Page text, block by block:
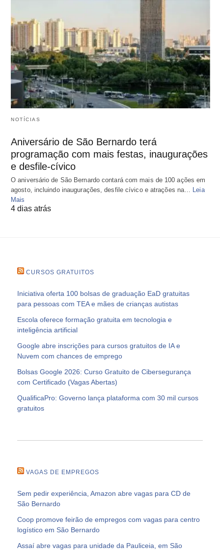
NOTÍCIAS
Aniversário de São Bernardo terá
programação com mais festas, inaugurações
e desfile-cívico
O aniversário de São Bernardo contará com mais de 100 ações em
agosto, incluindo inaugurações, desfile cívico e atrações na…
Leia
Mais
4 dias atrás
CURSOS GRATUITOS
Iniciativa oferta 100 bolsas de graduação EaD gratuitas
para pessoas com TEA e mães de crianças autistas
Escola oferece formação gratuita em tecnologia e
inteligência artificial
Google abre inscrições para cursos gratuitos de IA e
Nuvem com chances de emprego
Bolsas Google 2026: Curso Gratuito de Cibersegurança
com Certificado (Vagas Abertas)
QualificaPro: Governo lança plataforma com 30 mil cursos
gratuitos
VAGAS DE EMPREGOS
Sem pedir experiência, Amazon abre vagas para CD de
São Bernardo
Coop promove feirão de empregos com vagas para centro
logístico em São Bernardo
Assaí abre vagas para unidade da Pauliceia, em São